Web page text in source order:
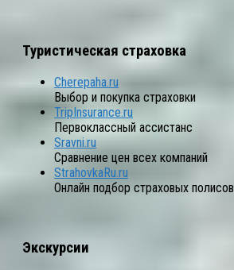
Туристическая страховка
Cherepaha.ru
Выбор и покупка страховки
TripInsurance.ru
Первоклассный ассистанс
Sravni.ru
Сравнение цен всех компаний
StrahovkaRu.ru
Онлайн подбор страховых полисов
Экскурсии